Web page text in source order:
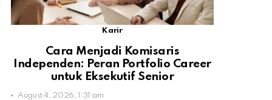
Karir
Cara Menjadi Komisaris
Independen: Peran Portfolio Career
untuk Eksekutif Senior
August 4, 2026, 1:31 am